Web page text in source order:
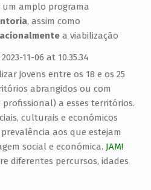
um amplo programa
, assim como
a viabilização
jovens entre os 18 e os 25
abrangidos ou com
a esses territórios.
culturais e económicos
aos que estejam
social e económica. JAM!
diferentes percursos, idades